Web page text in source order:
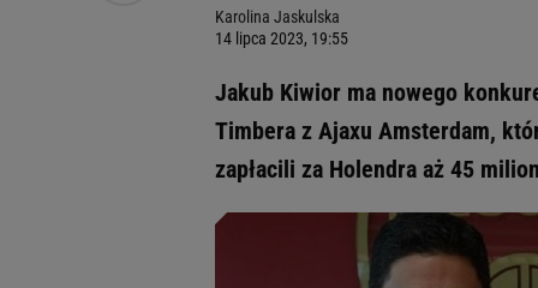
Karolina Jaskulska
14 lipca 2023, 19:55
Jakub Kiwior ma nowego
Timbera z Ajaxu Amsterdam,
zapłacili za Holendra aż 45